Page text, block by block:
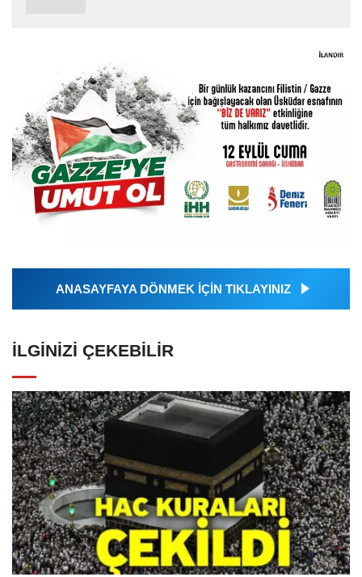
ANASAYFAYA DÖNMEK İÇİN TIKLAYINIZ
İLGINIZI ÇEKEBILIR